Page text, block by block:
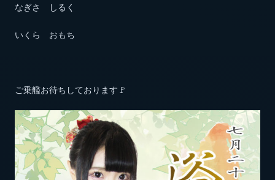
なぎさ しるく
いくら おもち
ご乗艦お待ちしております🚩